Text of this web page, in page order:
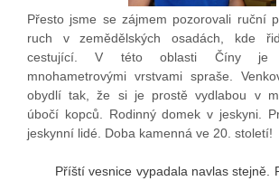
Přesto jsme se zájmem pozorovali ruční
ruch v zemědělských osadách, kde
cestující. V této oblasti Číny je
mnohametrovými vrstvami spraše.
obydlí tak, že si je prostě vydlabou v
úbočí kopců. Rodinný domek v jeskyni.
jeskynní lidé. Doba kamenná ve 20. století!
Příští vesnice vypadala navlas stejně.